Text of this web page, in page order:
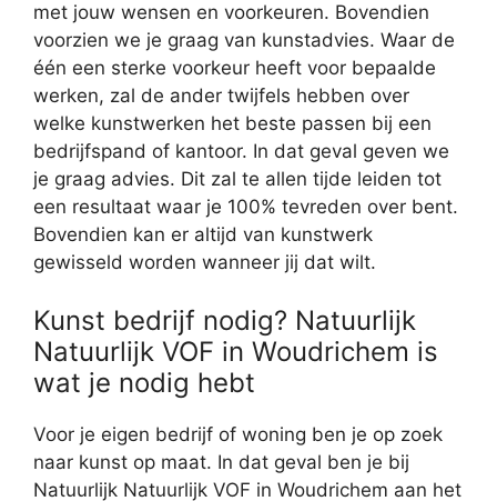
met jouw wensen en voorkeuren. Bovendien
voorzien we je graag van kunstadvies. Waar de
één een sterke voorkeur heeft voor bepaalde
werken, zal de ander twijfels hebben over
welke kunstwerken het beste passen bij een
bedrijfspand of kantoor. In dat geval geven we
je graag advies. Dit zal te allen tijde leiden tot
een resultaat waar je 100% tevreden over bent.
Bovendien kan er altijd van kunstwerk
gewisseld worden wanneer jij dat wilt.
Kunst bedrijf nodig? Natuurlijk
Natuurlijk VOF in Woudrichem is
wat je nodig hebt
Voor je eigen bedrijf of woning ben je op zoek
naar kunst op maat. In dat geval ben je bij
Natuurlijk Natuurlijk VOF in Woudrichem aan het